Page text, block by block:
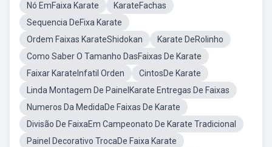
Nó EmFaixa Karate
KarateFachas
Sequencia DeFixa Karate
Ordem Faixas KarateShidokan
Karate DeRolinho
Como Saber O Tamanho DasFaixas De Karate
Faixar KarateInfatil Orden
CintosDe Karate
Linda Montagem De PainelKarate Entregas De Faixas
Numeros Da MedidaDe Faixas De Karate
Divisão De FaixaEm Campeonato De Karate Tradicional
Painel Decorativo TrocaDe Faixa Karate